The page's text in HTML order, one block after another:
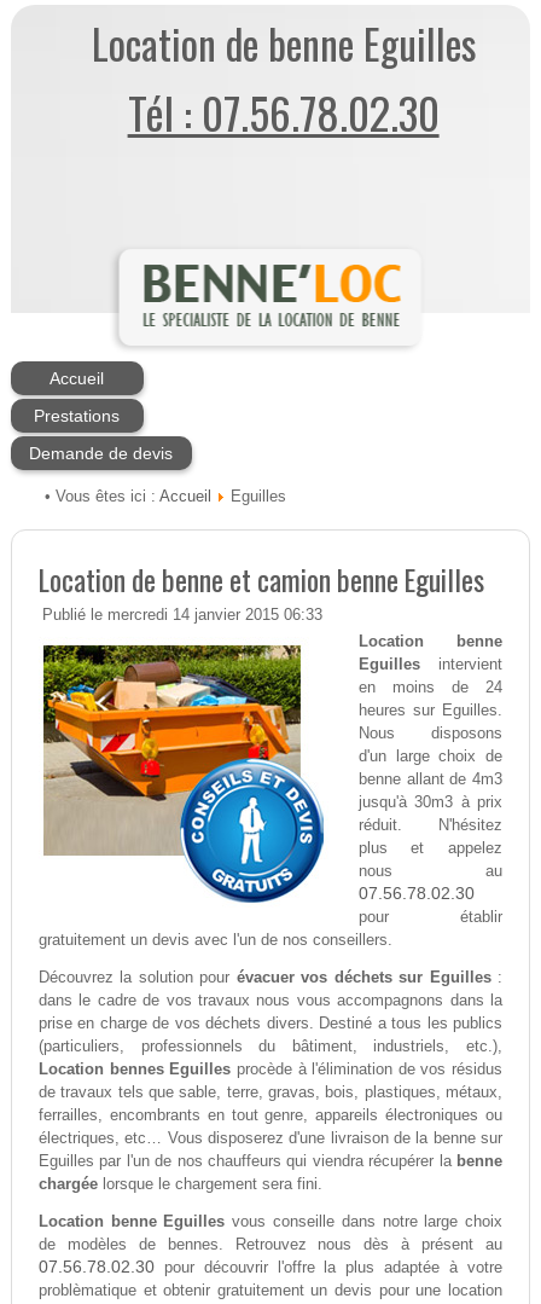
Location de benne Eguilles
Tél : 07.56.78.02.30
Accueil
Prestations
Demande de devis
• Vous êtes ici : Accueil Eguilles
Location de benne et camion benne Eguilles
Publié le mercredi 14 janvier 2015 06:33
Location benne
Eguillesintervient
en moins de 24
heures sur Eguilles.
Nous disposons
d'un large choix de
benne allant de 4m3
jusqu'à 30m3 à prix
réduit. N'hésitez
plus et appelez
nous au
07.56.78.02.30
pour établir
gratuitement un devis avec l'un de nos conseillers.
Découvrez la solution pour évacuer vos déchets sur Eguilles:
dans le cadre de vos travaux nous vous accompagnons dans la
prise en charge de vos déchets divers. Destiné a tous les publics
(particuliers, professionnels du bâtiment, industriels, etc.),
Location bennes Eguilles procède à l'élimination de vos résidus
de travaux tels que sable, terre, gravas, bois, plastiques, métaux,
ferrailles, encombrants en tout genre, appareils électroniques ou
électriques, etc… Vous disposerez d'une livraison de la benne sur
Eguilles par l'un de nos chauffeurs qui viendra récupérer la benne
chargéelorsque le chargement sera fini.
Location benne Eguilles vous conseille dans notre large choix
de modèles de bennes. Retrouvez nous dès à présent au
07.56.78.02.30pour découvrir l'offre la plus adaptée à votre
problèmatique et obtenir gratuitement un devis pour une location